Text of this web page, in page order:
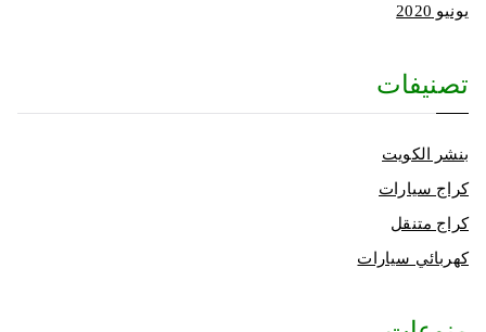
يونيو 2020
تصنيفات
بنشر الكويت
كراج سيارات
كراج متنقل
كهربائي سيارات